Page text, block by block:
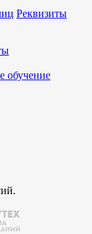
Реквизиты
обучение